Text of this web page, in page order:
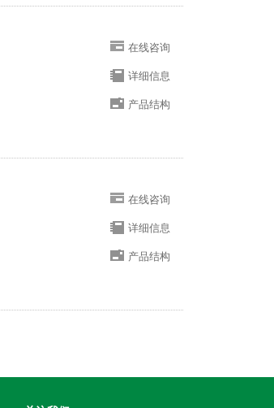
在线咨询
详细信息
产品结构
在线咨询
详细信息
产品结构